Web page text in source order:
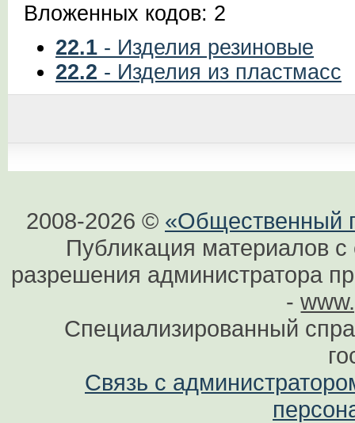
Вложенных кодов: 2
22.1 - Изделия резиновые
22.2 - Изделия из пластмасс
2008-2026 © «Общественный
Публикация материалов
разрешения администратора
-
Специализированный
Связь с